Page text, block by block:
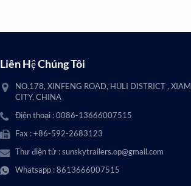
Liên Hệ Chúng Tôi
NO.178, XINFENG ROAD, HULI DISTRICT ,
CITY, CHINA
Điện thoại : 0086-13666007515
Fax : +86-592-2683123
Thư điện tử :sunskytrailers.op@gmail.com
Whatsapp :8613666007515